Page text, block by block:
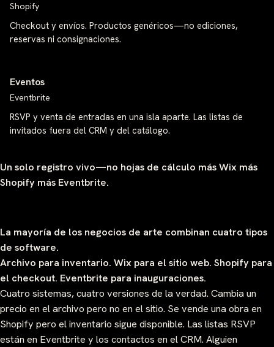
Shopify
Checkout y envíos. Productos genéricos—no ediciones,
reservas ni consignaciones.
Eventos
Eventbrite
RSVP y venta de entradas en una isla aparte. Las listas de
invitados fuera del CRM y del catálogo.
Un solo registro vivo—no hojas de cálculo más Wix más
Shopify más Eventbrite.
La mayoría de los negocios de arte combinan cuatro tipos
de software.
Archivo para inventario. Wix para el sitio web. Shopify para
el checkout. Eventbrite para inauguraciones.
Cuatro sistemas, cuatro versiones de la verdad. Cambia un
precio en el archivo pero no en el sitio. Se vende una obra en
Shopify pero el inventario sigue disponible. Las listas RSVP
están en Eventbrite y los contactos en el CRM. Alguien